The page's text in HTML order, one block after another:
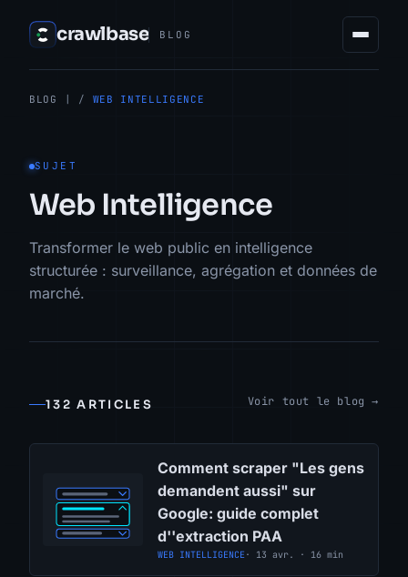
crawlbase BLOG
BLOG | / WEB INTELLIGENCE
SUJET
Web Intelligence
Transformer le web public en intelligence
structurée : surveillance, agrégation et données de
marché.
132 ARTICLES Voir tout le blog →
Comment scraper "Les gens
demandent aussi" sur
Google: guide complet
d''extraction PAA
WEB INTELLIGENCE · 13 avr. · 16 min